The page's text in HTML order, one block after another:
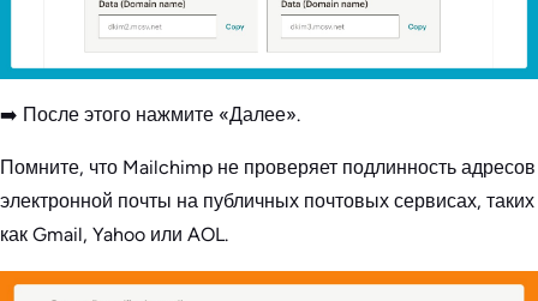
➡️ После этого нажмите «Далее».
Помните, что Mailchimp не проверяет подлинность адресов
электронной почты на публичных почтовых сервисах, таких
как Gmail, Yahoo или AOL.